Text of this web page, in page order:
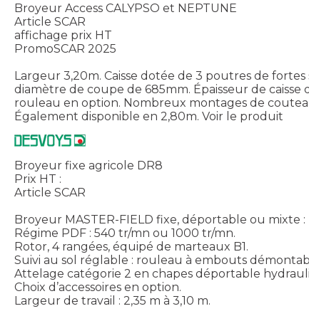
Broyeur Access CALYPSO et NEPTUNE
Article SCAR
affichage prix HT
PromoSCAR 2025
Largeur 3,20m. Caisse dotée de 3 poutres de
diamètre de coupe de 685mm. Épaisseur de
rouleau en option. Nombreux montages de
Également disponible en 2,80m. Voir le produit
Broyeur fixe agricole DR8
Prix HT :
Article SCAR
Broyeur MASTER-FIELD fixe, déportable ou mixte :
Régime PDF : 540 tr/mn ou 1000 tr/mn.
Rotor, 4 rangées, équipé de marteaux B1.
Suivi au sol réglable : rouleau à embouts
Attelage catégorie 2 en chapes déportable
Choix d’accessoires en option.
Largeur de travail : 2,35 m à 3,10 m.